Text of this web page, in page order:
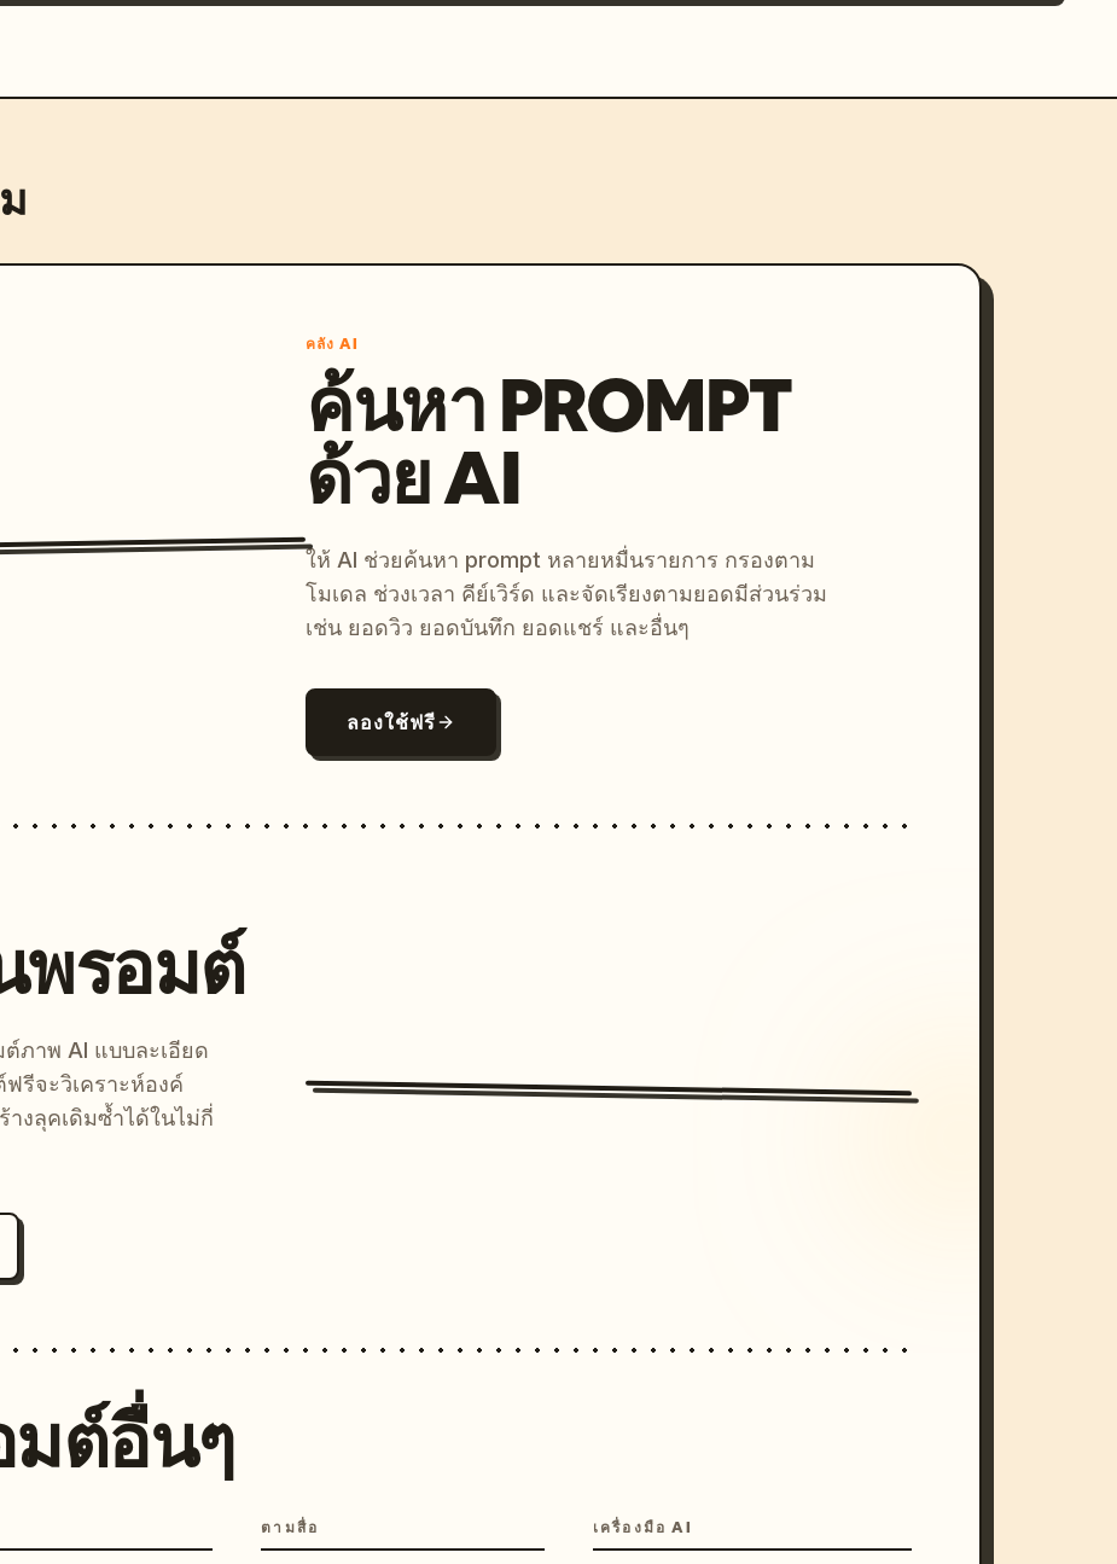
คลัง AI
ค้นหา PROMPT
ด้วย AI
ให้ AI ช่วยค้นหา prompt หลายหมื่นรายการ กรองตาม
โมเดล ช่วงเวลา คีย์เวิร์ด และจัดเรียงตามยอดมีส่วนร่วม
เช่น ยอดวิว ยอดบันทึก ยอดแชร์ และอื่นๆ
ลองใช้ฟรี
พรอมต์
ภาพ AI แบบละเอียด
รีจะวิเคราะห์องค์
งลุคเดิมซ้ำได้ในไม่กี่
มต์อื่นๆ
ตามสื่อ เครื่องมือ AI